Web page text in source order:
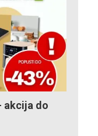
akcija do